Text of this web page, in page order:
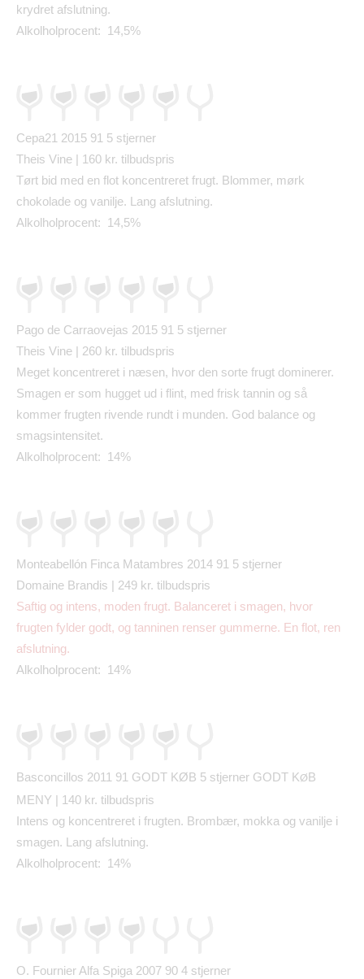
krydret afslutning.
Alkolholprocent: 14,5%
Cepa21 2015 91 5 stjerner
Theis Vine | 160 kr. tilbudspris
Tørt bid med en flot koncentreret frugt. Blommer, mørk
chokolade og vanilje. Lang afslutning.
Alkolholprocent: 14,5%
Pago de Carraovejas 2015 91 5 stjerner
Theis Vine | 260 kr. tilbudspris
Meget koncentreret i næsen, hvor den sorte frugt dominerer.
Smagen er som hugget ud i flint, med frisk tannin og så
kommer frugten rivende rundt i munden. God balance og
smagsintensitet.
Alkolholprocent: 14%
Monteabellón Finca Matambres 2014 91 5 stjerner
Domaine Brandis | 249 kr. tilbudspris
Saftig og intens, moden frugt. Balanceret i smagen, hvor
frugten fylder godt, og tanninen renser gummerne. En flot, ren
afslutning.
Alkolholprocent: 14%
Basconcillos 2011 91 GODT KØB 5 stjerner GODT KØB
MENY | 140 kr. tilbudspris
Intens og koncentreret i frugten. Brombær, mokka og vanilje i
smagen. Lang afslutning.
Alkolholprocent: 14%
O. Fournier Alfa Spiga 2007 90 4 stjerner